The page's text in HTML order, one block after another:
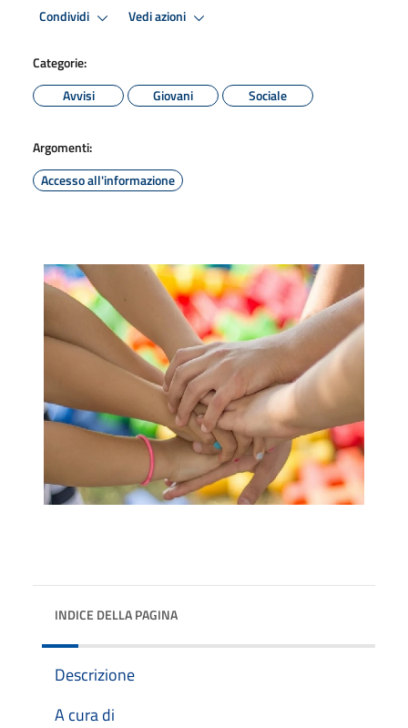
Condividi Vedi azioni
Categorie:
Avvisi
Giovani Sociale
Argomenti:
Accesso all'informazione
INDICE DELLA PAGINA
Descrizione
A cura di